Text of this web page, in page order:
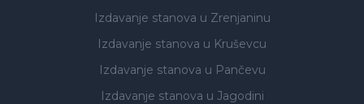
Izdavanje stanova u Zrenjaninu
Izdavanje stanova u Kruševcu
Izdavanje stanova u Pančevu
Izdavanje stanova u Jagodini